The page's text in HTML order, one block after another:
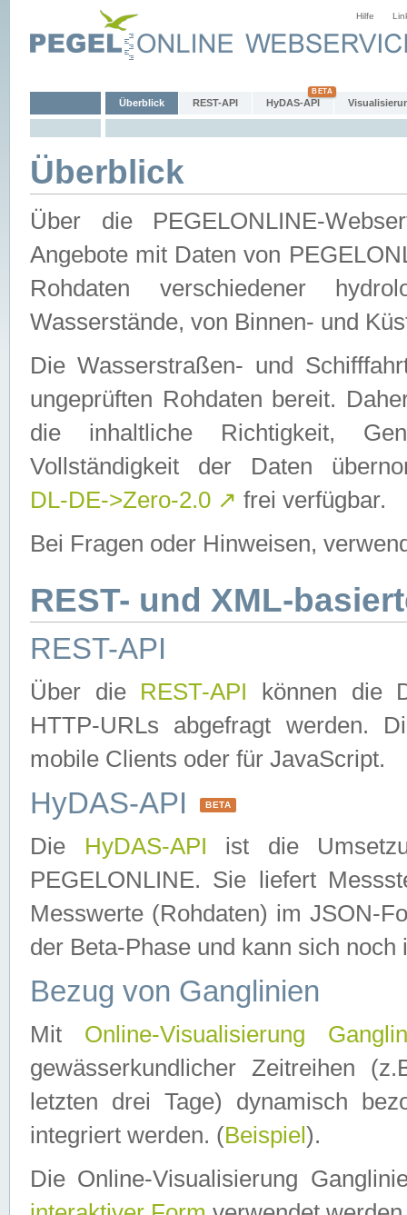
Hilfe
Überblick REST-API HyDAS-API
Überblick
Über die PEGELONLINE-
Angebote mit Daten von
Rohdaten verschiedener
Wasserstände, von Binnen- und
Die Wasserstraßen- und
ungeprüften Rohdaten bereit.
die inhaltliche Richtigkeit,
Vollständigkeit der Daten
DL-DE->Zero-2.0 ↗ frei verfügbar.
Bei Fragen oder Hinweisen,
REST- und XML-
REST-API
Über die REST-API können die
HTTP-URLs abgefragt werden.
mobile Clients oder für JavaScript.
HyDAS-API BETA
Die HyDAS-API ist die
PEGELONLINE. Sie liefert
Messwerte (Rohdaten) im JSON-
der Beta-Phase und kann sich noch
Bezug von Ganglinien
Mit Online-Visualisierung
gewässerkundlicher Zeitreihen
letzten drei Tage) dynamisch
integriert werden. (Beispiel ).
Die Online-Visualisierung